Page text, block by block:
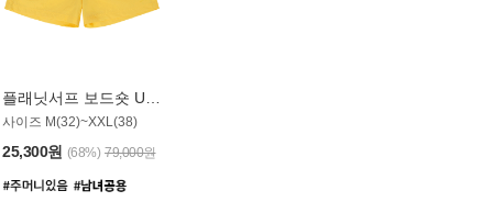
플래닛서프 보드숏 UMB008YPS
사이즈 M(32)~XXL(38)
25,300원 (68%) 79,000원